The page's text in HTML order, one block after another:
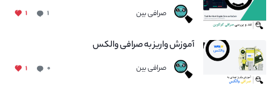
صرافی بین ۱ ۱
آموزش واریز به صرافی والکس
صرافی بین ۰ ۱